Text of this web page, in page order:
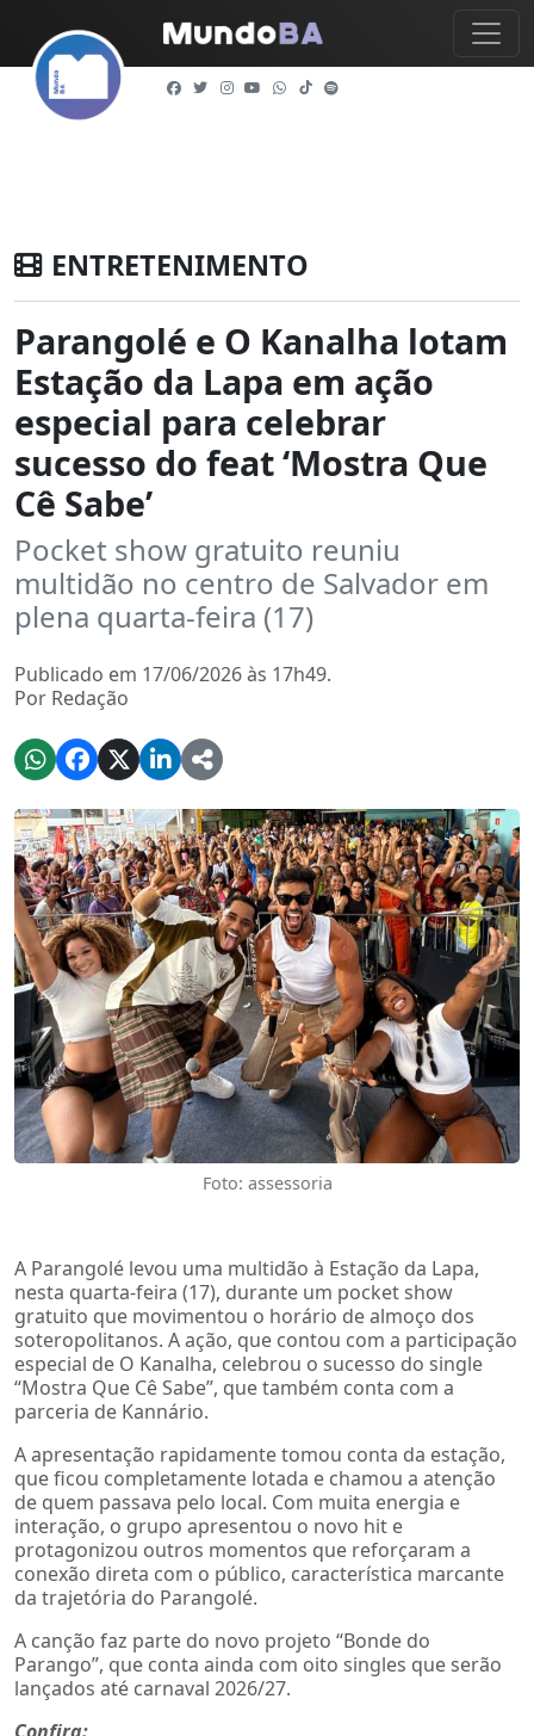
ENTRETENIMENTO
Parangolé e O Kanalha lotam
Estação da Lapa em ação
especial para celebrar
sucesso do feat ‘Mostra Que
Cê Sabe’
Pocket show gratuito reuniu
multidão no centro de Salvador em
plena quarta-feira (17)
Publicado em 17/06/2026 às 17h49.
Por Redação
Foto: assessoria
A Parangolé levou uma multidão à Estação da Lapa,
nesta quarta-feira (17), durante um pocket show
gratuito que movimentou o horário de almoço dos
soteropolitanos. A ação, que contou com a participação
especial de O Kanalha, celebrou o sucesso do single
“Mostra Que Cê Sabe”, que também conta com a
parceria de Kannário.
A apresentação rapidamente tomou conta da estação,
que ficou completamente lotada e chamou a atenção
de quem passava pelo local. Com muita energia e
interação, o grupo apresentou o novo hit e
protagonizou outros momentos que reforçaram a
conexão direta com o público, característica marcante
da trajetória do Parangolé.
A canção faz parte do novo projeto “Bonde do
Parango”, que conta ainda com oito singles que serão
lançados até carnaval 2026/27.